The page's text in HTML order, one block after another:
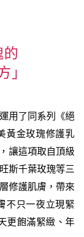
的
」
用了同系列《絕
黃金玫瑰修護乳
讓這項取自頂級
斯千葉玫瑰等三
修護肌膚，帶來
不只一夜立現緊
更飽滿緊緻、年